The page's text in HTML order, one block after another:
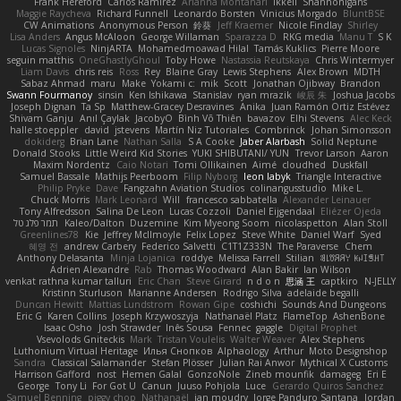
Maggie Raycheva Richard Funnell Leonardo Borsten Vinicius Morgado BluntBSE
CW Animations Anonymous Person 鈴葵 Jeff Kraemer Nicole Findlay Shirley
Lisa Anders Angus McAloon George Willaman Sparazza D RKG media Manu T S K
Lucas Signoles NinjARTA Mohamedmoawad Hilal Tamás Kuklics Pierre Moore
seguin matthis OneGhastlyGhoul Toby Howe Nastassia Reutskaya Chris Wintermyer
Liam Davis chris reis Ross Rey Blaine Gray Lewis Stephens Alex Brown MDTH
Sabaz Ahmad maru Make Yokami c: mik Scott Jonathan Ojibway Brandon
Swann Fourmanoy sinsin Ken Ishikawa Stanislav ryan mrazik 峻辰 朱
Joshua Jacobs
Joseph Dignan Ta Sp Matthew-Gracey Desravines Anika Juan Ramón Ortiz Estévez
Shivam Ganju Anıl Çaylak JacobyO Bình Võ Thiên bavazov Elhi Stevens Alec Keck
halle stoeppler david jstevens Martín Niz Tutoriales Combrinck Johan Simonsson
dokiderg Brian Lane Nathan Salla S A Cooke Jaber Alarbash Solid Neptune
Donald Stooks Little Weird Kid Stories YUKI SHIBUTANI/ YUN Trevor Larson Aaron
Maxim Nordentz
Caio Notari Tomi Ollikainen Aimé cloudhed
Duskfall
Samuel Bassale Mathijs Peerboom Filip Nyborg leon labyk Triangle Interactive
Philip Pryke Dave Fangzahn Aviation Studios colinangusstudio Mike L.
Chuck Morris Mark Leonard Will francesco sabbatella Alexander Leinauer
Tony Alfredsson Salina De Leon Lucas Cozzoli Daniel Eijgendaal Eliézer Ojeda
תמר פלג טל
Kaleo/Dalton Duzemine Kim Myeong Soom nicolaspetton Alan Stoll
Greenlines78
Kie Jeffrey McIlmoyle Felix Lopez Steve White Daniel Warf Syed
혜영 전 andrew Carbery Federico Salvetti C1T1Z333N The Paraverse Chem
Anthony Delasanta
Minja Lojanica roddye Melissa Farrell Stilian ꌃ꒒ꀎꋪꋪꌩ ꀘꈤꀤꁅꃅ꓄
Adrien Alexandre Rab Thomas Woodward Alan Bakir Ian Wilson
venkat rathna kumar talluri
Eric Chan Steve Girard n d o n 思涵 王 captkiro
N-JELLY
Kristinn Sturluson Marianne Andersen Rodrigo Silva adelaide begalli
Duncan Hewitt Mattias Lundstrom Rowan Gipe coshichi Sounds And Dungeons
Eric G Karen Collins Joseph Krzywoszyja Nathanaël Platz FlameTop AshenBone
Isaac Osho
Josh Strawder Inês Sousa Fennec gaggle Digital Prophet
Vsevolods Gniteckis Mark Tristan Voulelis Walter Weaver Alex Stephens
Luthonium Virtual Heritage Илья Снопков Alphaology Arthur Moto Designshop
Sandra Classical Salamander Stefan Plösser Julian Rai Anwor Mythical X Customs
Harrison Gafford
nost Hemen Galal GonzoNole Zineb mounfik damageg Eri E
George Tony Li For Got U Canun Juuso Pohjola Luce Gerardo Quiros Sanchez
Samuel Benning piggy chop Nathanaël jan moudry Jorge Panduro Santana Jordan